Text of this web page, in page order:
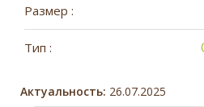
Размер :
Тип :
Актуальность: 26.07.2025